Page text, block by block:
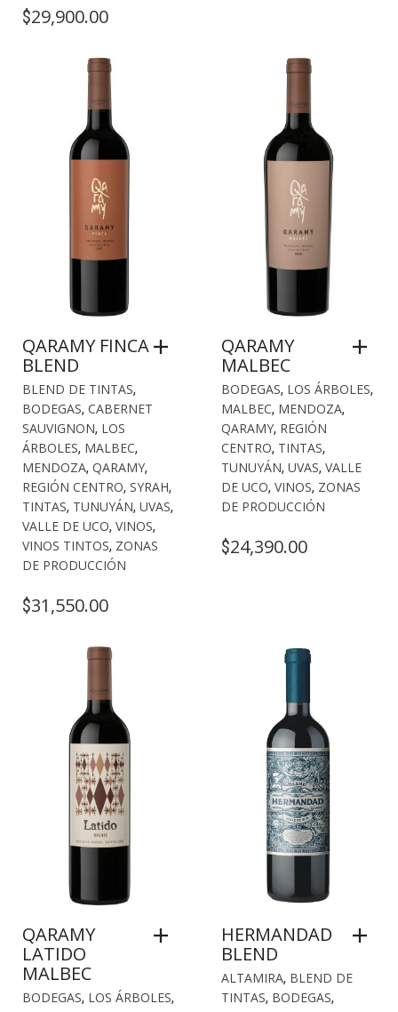
$29,900.00
QARAMY FINCA
BLEND
BLEND DE TINTAS,
BODEGAS, CABERNET
SAUVIGNON, LOS
ÁRBOLES, MALBEC,
MENDOZA, QARAMY,
REGIÓN CENTRO, SYRAH,
TINTAS, TUNUYÁN, UVAS,
VALLE DE UCO, VINOS,
VINOS TINTOS, ZONAS
DE PRODUCCIÓN
$31,550.00
QARAMY
MALBEC
BODEGAS, LOS ÁRBOLES,
MALBEC, MENDOZA,
QARAMY, REGIÓN
CENTRO, TINTAS,
TUNUYÁN, UVAS, VALLE
DE UCO, VINOS, ZONAS
DE PRODUCCIÓN
$24,390.00
QARAMY
LATIDO
MALBEC
BODEGAS, LOS ÁRBOLES,
HERMANDAD
BLEND
ALTAMIRA, BLEND DE
TINTAS, BODEGAS,